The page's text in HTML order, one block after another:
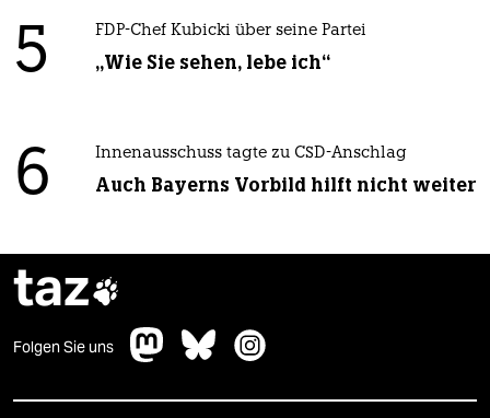
5 FDP-Chef Kubicki über seine Partei
„Wie Sie sehen, lebe ich“
6 Innenausschuss tagte zu CSD-Anschlag
Auch Bayerns Vorbild hilft nicht weiter
taz
Folgen Sie uns